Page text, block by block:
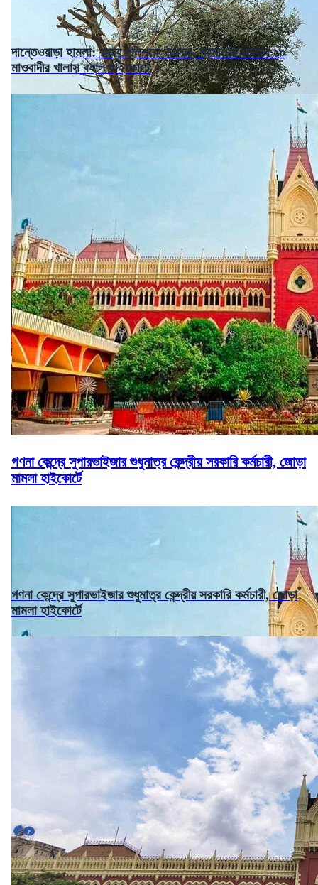
দান্তেওয়াড়া হামলা: রাজ্য পুলিশকে ভর্ৎসনা, প্রমাণের অভাবে ১০
মাওবাদীর খালাস বহাল হাইকোর্টে
গণনা কেন্দ্রে সুপারভাইজার শুধুমাত্র কেন্দ্রীয় সরকারি কর্মচারী, জোড়া
মামলা হাইকোর্টে
গণনা কেন্দ্রে সুপারভাইজার শুধুমাত্র কেন্দ্রীয় সরকারি কর্মচারী, জোড়া
মামলা হাইকোর্টে